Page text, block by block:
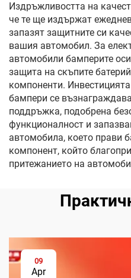
Издръжливостта на
че те ще издържат
запазят защитните си
вашия автомобил. За
автомобили бамперите
защита на скъпите
компоненти.
бампери се
поддръжка, подобрена
функционалност и
автомобила, което прави
компонент, който
притежанието на
09
Apr